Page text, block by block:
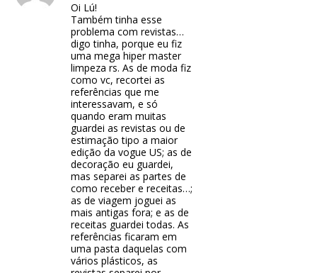
Oi Lú!
Também tinha esse
problema com revistas…
digo tinha, porque eu fiz
uma mega hiper master
limpeza rs. As de moda fiz
como vc, recortei as
referências que me
interessavam, e só
quando eram muitas
guardei as revistas ou de
estimação tipo a maior
edição da vogue US; as de
decoração eu guardei,
mas separei as partes de
como receber e receitas…;
as de viagem joguei as
mais antigas fora; e as de
receitas guardei todas. As
referências ficaram em
uma pasta daquelas com
vários plásticos, as